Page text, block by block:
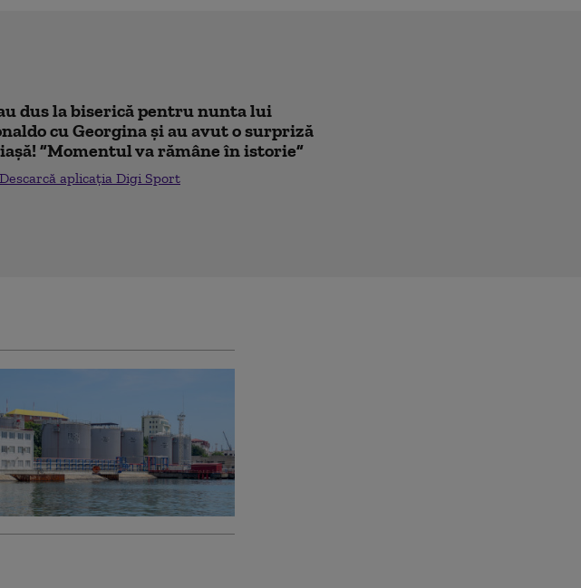
dus la biserică pentru nunta lui
cu Georgina și au avut o surpriză
”Momentul va rămâne în istorie”
Descarcă aplicația Digi Sport